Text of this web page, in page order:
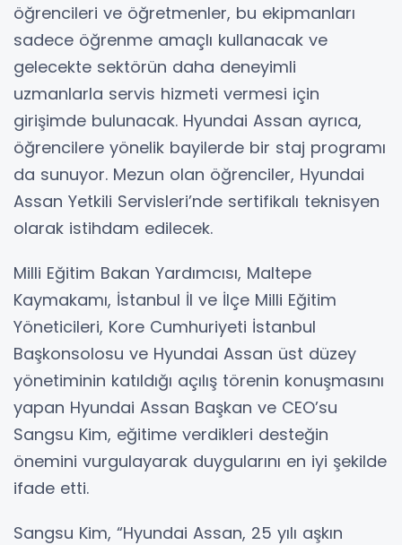
öğrencileri ve öğretmenler, bu ekipmanları
sadece öğrenme amaçlı kullanacak ve
gelecekte sektörün daha deneyimli
uzmanlarla servis hizmeti vermesi için
girişimde bulunacak. Hyundai Assan ayrıca,
öğrencilere yönelik bayilerde bir staj programı
da sunuyor. Mezun olan öğrenciler, Hyundai
Assan Yetkili Servisleri’nde sertifikalı teknisyen
olarak istihdam edilecek.
Milli Eğitim Bakan Yardımcısı, Maltepe
Kaymakamı, İstanbul İl ve İlçe Milli Eğitim
Yöneticileri, Kore Cumhuriyeti İstanbul
Başkonsolosu ve Hyundai Assan üst düzey
yönetiminin katıldığı açılış törenin konuşmasını
yapan Hyundai Assan Başkan ve CEO’su
Sangsu Kim, eğitime verdikleri desteğin
önemini vurgulayarak duygularını en iyi şekilde
ifade etti.
Sangsu Kim, “Hyundai Assan, 25 yılı aşkın